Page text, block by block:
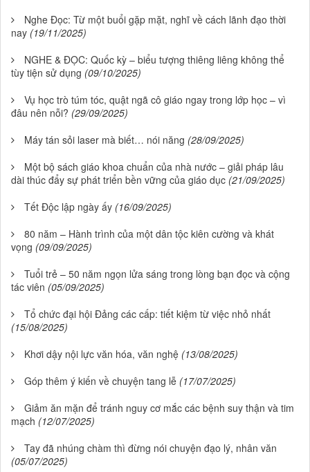
Nghe Đọc: Từ một buổi gặp mặt, nghĩ về cách lãnh đạo thời
nay (19/11/2025)
NGHE & ĐỌC: Quốc kỳ – biểu tượng thiêng liêng không thể
tùy tiện sử dụng (09/10/2025)
Vụ học trò túm tóc, quật ngã cô giáo ngay trong lớp học – vì
đâu nên nỗi? (29/09/2025)
Máy tán sỏi laser mà biết… nói năng (28/09/2025)
Một bộ sách giáo khoa chuẩn của nhà nước – giải pháp lâu
dài thúc đẩy sự phát triển bền vững của giáo dục (21/09/2025)
Tết Độc lập ngày ấy (16/09/2025)
80 năm – Hành trình của một dân tộc kiên cường và khát
vọng (09/09/2025)
Tuổi trẻ – 50 năm ngọn lửa sáng trong lòng bạn đọc và cộng
tác viên (05/09/2025)
Tổ chức đại hội Đảng các cấp: tiết kiệm từ việc nhỏ nhất
(15/08/2025)
Khơi dậy nội lực văn hóa, văn nghệ (13/08/2025)
Góp thêm ý kiến về chuyện tang lễ (17/07/2025)
Giảm ăn mặn để tránh nguy cơ mắc các bệnh suy thận và tim
mạch (12/07/2025)
Tay đã nhúng chàm thì đừng nói chuyện đạo lý, nhân văn
(05/07/2025)